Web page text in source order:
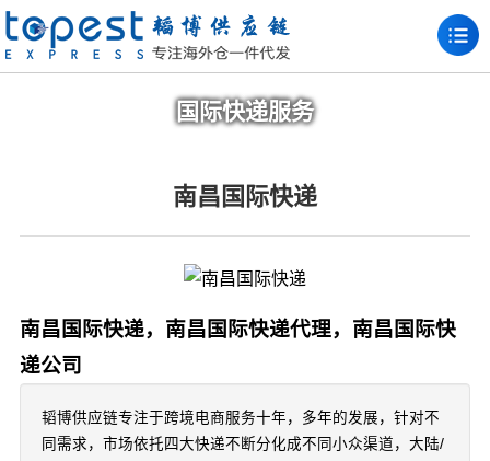
国际快递服务
南昌国际快递
南昌国际快递，南昌国际快递代理，南昌国际快
递公司
韬博供应链专注于跨境电商服务十年，多年的发展，针对不
同需求，市场依托四大快递不断分化成不同小众渠道，大陆/